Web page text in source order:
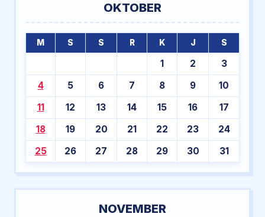
OKTOBER
M S S R K J S
1 2
3
4
5 6 7 8 9
10
11
12 13 14 15 16
17
18
19 20 21 22 23
24
25
26 27 28 29 30 31
NOVEMBER